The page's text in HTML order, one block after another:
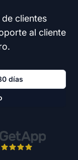
clientes
al cliente
días